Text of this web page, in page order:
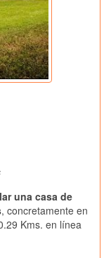
una casa de
, concretamente en
Kms. en línea